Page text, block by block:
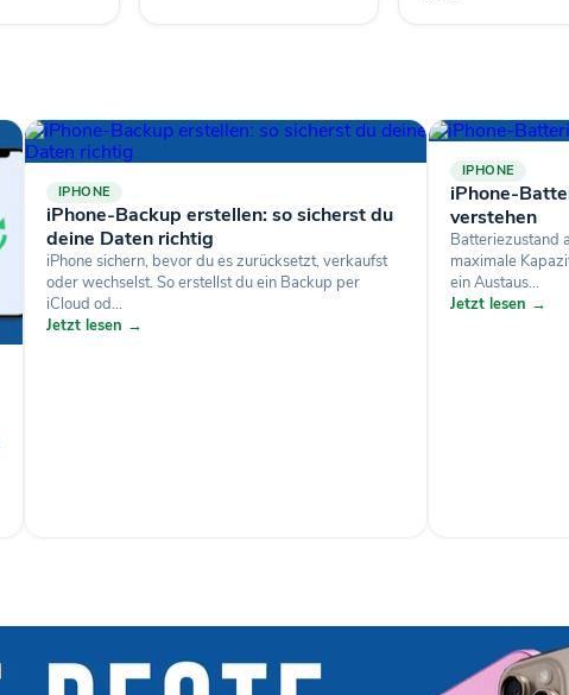
IPHONE
iPhone-Backup erstellen: so sicherst du
deine Daten richtig
iPhone sichern, bevor du es zurücksetzt, verkaufst
oder wechselst. So erstellst du ein Backup per
iCloud od...
Jetzt lesen →
IPHONE
iPhone-
verstehen
Batteriezustand
maximale
ein Austaus...
Jetzt lesen →